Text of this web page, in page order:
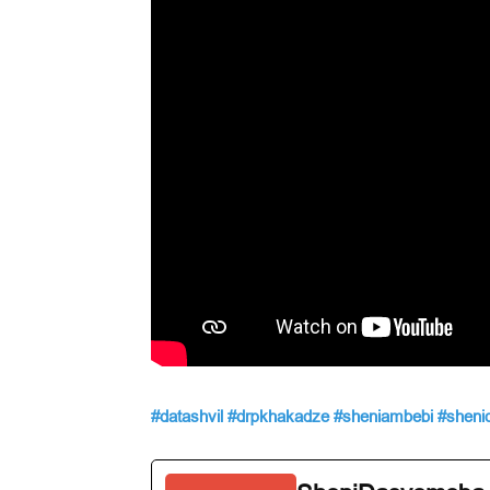
#datashvil #drpkhakadze #sheniambebi